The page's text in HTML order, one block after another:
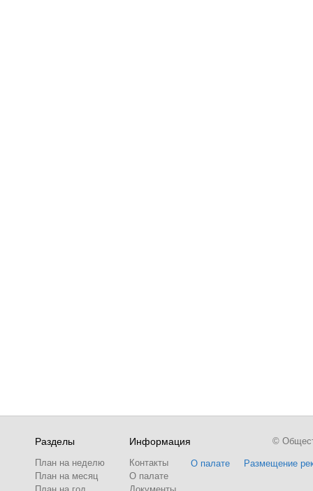
Разделы
План на неделю
План на месяц
Информация
Контакты
О палате
О палате Размещение
©